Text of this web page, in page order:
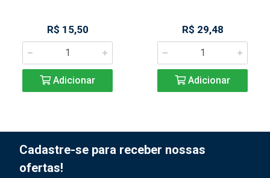
R$ 15,50
Adicionar
R$ 29,48
Adicionar
Cadastre-se para receber nossas
ofertas!